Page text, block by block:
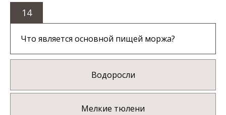
14
Что является основной пищей моржа?
Водоросли
Мелкие тюлени